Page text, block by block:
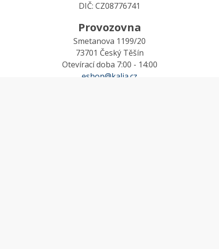
DIČ: CZ08776741
Provozovna
Smetanova 1199/20
73701 Český Těšín
Otevírací doba 7:00 - 14:00
eshop@kalia.cz